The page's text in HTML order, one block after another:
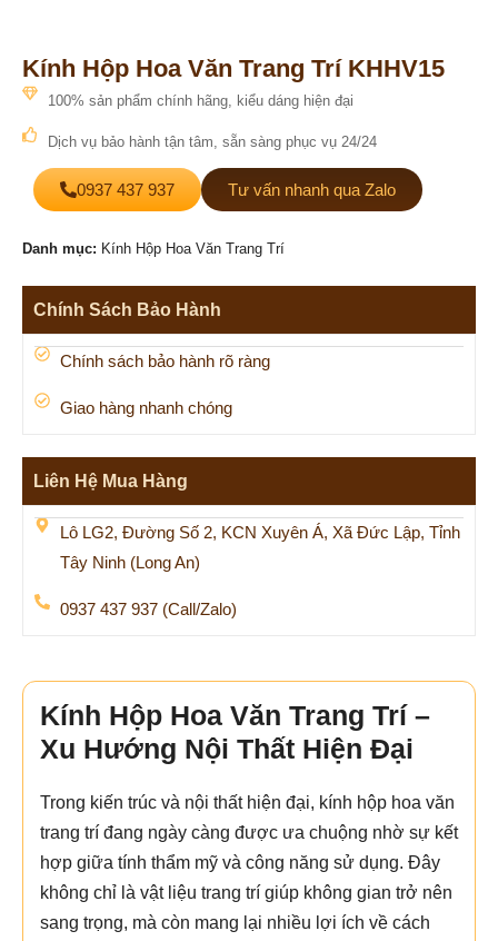
Kính Hộp Hoa Văn Trang Trí KHHV15
100% sản phẩm chính hãng, kiểu dáng hiện đại
Dịch vụ bảo hành tận tâm, sẵn sàng phục vụ 24/24
0937 437 937 Tư vấn nhanh qua Zalo
Danh mục: Kính Hộp Hoa Văn Trang Trí
Chính Sách Bảo Hành
Chính sách bảo hành rõ ràng
Giao hàng nhanh chóng
Liên Hệ Mua Hàng
Lô LG2, Đường Số 2, KCN Xuyên Á, Xã Đức Lập, Tỉnh
Tây Ninh (Long An)
0937 437 937 (Call/Zalo)
Kính Hộp Hoa Văn Trang Trí –
Xu Hướng Nội Thất Hiện Đại
Trong kiến trúc và nội thất hiện đại, kính hộp hoa văn
trang trí đang ngày càng được ưa chuộng nhờ sự kết
hợp giữa tính thẩm mỹ và công năng sử dụng. Đây
không chỉ là vật liệu trang trí giúp không gian trở nên
sang trọng, mà còn mang lại nhiều lợi ích về cách